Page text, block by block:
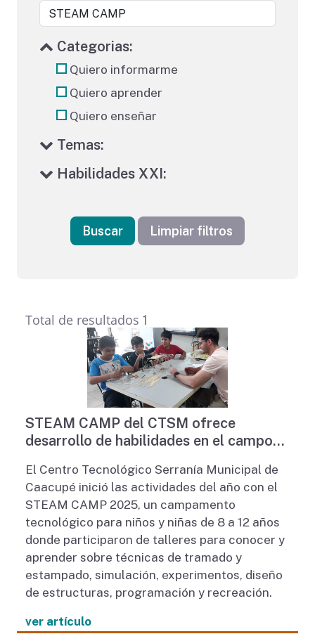
Categorias:
Quiero informarme
Quiero aprender
Quiero enseñar
Temas:
Habilidades XXI:
Buscar Limpiar filtros
Total de resultados 1
STEAM CAMP del CTSM ofrece
desarrollo de habilidades en el campo
Artes y Matemáticas a niños y niñas de
Caacupé
El Centro Tecnológico Serranía Municipal de
Caacupé inició las actividades del año con el
STEAM CAMP 2025, un campamento
tecnológico para niños y niñas de 8 a 12 años
donde participaron de talleres para conocer y
aprender sobre técnicas de tramado y
estampado, simulación, experimentos, diseño
de estructuras, programación y recreación.
ver artículo